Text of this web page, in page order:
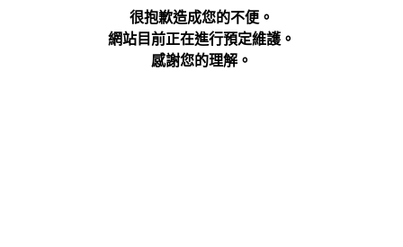
很抱歉造成您的不便。
網站目前正在進行預定維護。
感謝您的理解。